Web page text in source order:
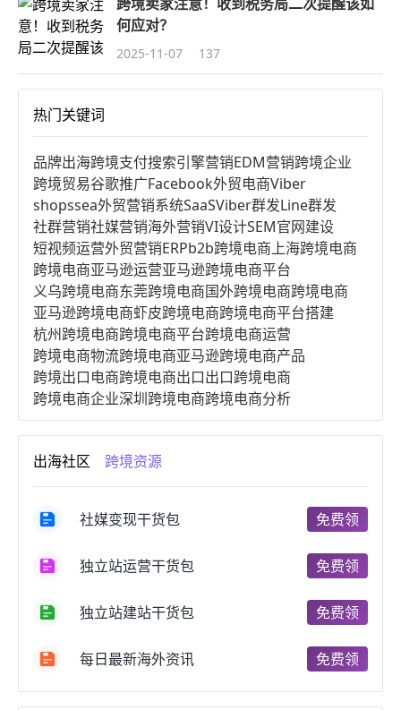
何应对？
2025-11-07 137
热门关键词
品牌出海跨境支付搜索引擎营销EDM营销跨境企业
跨境贸易谷歌推广Facebook外贸电商Viber
shopssea外贸营销系统SaaSViber群发Line群发
社群营销社媒营销海外营销VI设计SEM官网建设
短视频运营外贸营销ERPb2b跨境电商上海跨境电商
跨境电商亚马逊运营亚马逊跨境电商平台
义乌跨境电商东莞跨境电商国外跨境电商跨境电商
亚马逊跨境电商虾皮跨境电商跨境电商平台搭建
杭州跨境电商跨境电商平台跨境电商运营
跨境电商物流跨境电商亚马逊跨境电商产品
跨境出口电商跨境电商出口出口跨境电商
跨境电商企业深圳跨境电商跨境电商分析
进口跨境电商跨境电商服务广州跨境电商
跨境电商市场跨境电商创业跨境电商注册
跨境电商开店跨境电商营销
跨境电商商品个人跨境电商跨境电商案例
郑州跨境电商跨境电商趋势
跨境电商费用美国跨境电商
天津跨境电商东南亚跨境电商
跨境电商b2b阿里巴巴跨境电商
出海社区 跨境资源
社媒变现干货包 免费领
独立站运营干货包 免费领
独立站建站干货包 免费领
每日最新海外资讯 免费领